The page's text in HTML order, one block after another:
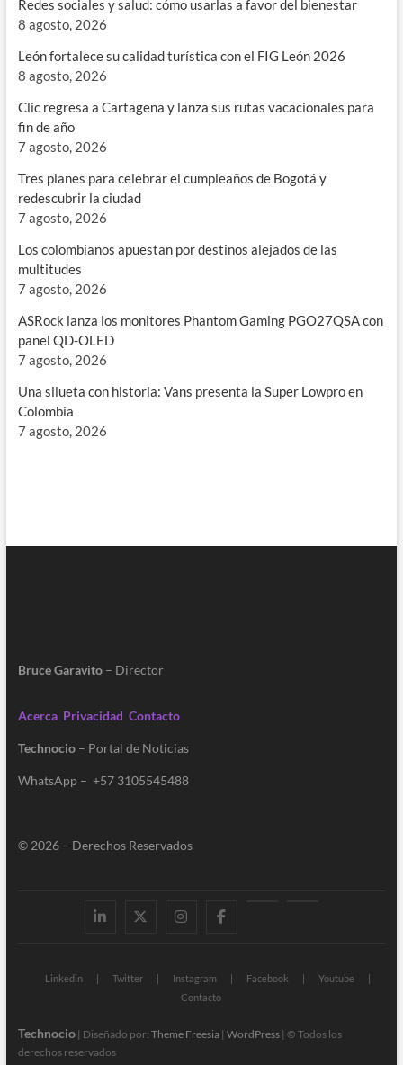
Redes sociales y salud: cómo usarlas a favor del bienestar
8 agosto, 2026
León fortalece su calidad turística con el FIG León 2026
8 agosto, 2026
Clic regresa a Cartagena y lanza sus rutas vacacionales para
fin de año
7 agosto, 2026
Tres planes para celebrar el cumpleaños de Bogotá y
redescubrir la ciudad
7 agosto, 2026
Los colombianos apuestan por destinos alejados de las
multitudes
7 agosto, 2026
ASRock lanza los monitores Phantom Gaming PGO27QSA con
panel QD-OLED
7 agosto, 2026
Una silueta con historia: Vans presenta la Super Lowpro en
Colombia
7 agosto, 2026
Bruce Garavito– Director
Acerca Privacidad Contacto
Technocio– Portal de Noticias
WhatsApp – +57 3105545488
© 2026 – Derechos Reservados
LinkedinTwitterInstagram
Facebook
Linkedin Twitter Instagram Facebook
Youtube
Contacto
Technocio| Diseñado por: Theme Freesia| WordPress| © Todos los
derechos reservados